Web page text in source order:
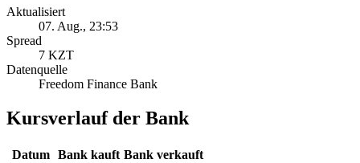
Aktualisiert
07. Aug., 23:53
Spread
7 KZT
Datenquelle
Freedom Finance Bank
Kursverlauf der Bank
Datum Bank kauft Bank verkauft